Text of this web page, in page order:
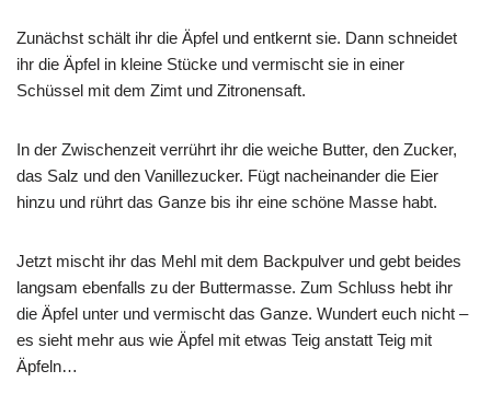
Zunächst schält ihr die Äpfel und entkernt sie. Dann schneidet
ihr die Äpfel in kleine Stücke und vermischt sie in einer
Schüssel mit dem Zimt und Zitronensaft.
In der Zwischenzeit verrührt ihr die weiche Butter, den Zucker,
das Salz und den Vanillezucker. Fügt nacheinander die Eier
hinzu und rührt das Ganze bis ihr eine schöne Masse habt.
Jetzt mischt ihr das Mehl mit dem Backpulver und gebt beides
langsam ebenfalls zu der Buttermasse. Zum Schluss hebt ihr
die Äpfel unter und vermischt das Ganze. Wundert euch nicht –
es sieht mehr aus wie Äpfel mit etwas Teig anstatt Teig mit
Äpfeln…